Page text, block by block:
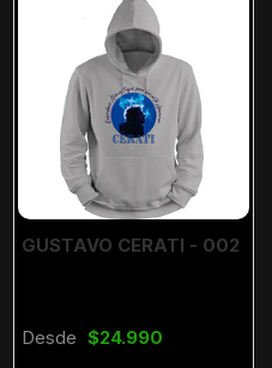
GUSTAVO CERATI - 002
Desde $24.990